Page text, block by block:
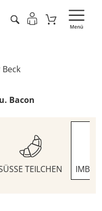
Beck
Bacon
TEILCHEN